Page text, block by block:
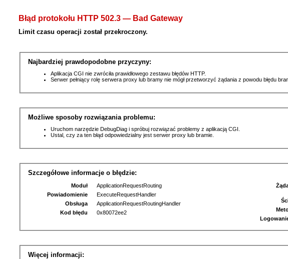
Błąd protokołu HTTP 502.3 — Bad Gateway
Limit czasu operacji został przekroczony.
Najbardziej prawdopodobne przyczyny:
Aplikacja CGI nie zwróciła prawidłowego zestawu błędów HTTP.
Serwer pełniący rolę serwera proxy lub bramy nie mógł przetworzyć żądania z powodu błędu
Możliwe sposoby rozwiązania problemu:
Uruchom narzędzie DebugDiag i spróbuj rozwiązać problemy z aplikacją CGI.
Ustal, czy za ten błąd odpowiedzialny jest serwer proxy lub bramie.
Szczegółowe informacje o błędzie:
Moduł
ApplicationRequestRouting
Powiadomienie
ExecuteRequestHandler
Obsługa
ApplicationRequestRoutingHandler
Kod błędu
0x80072ee2
Więcej informacji: